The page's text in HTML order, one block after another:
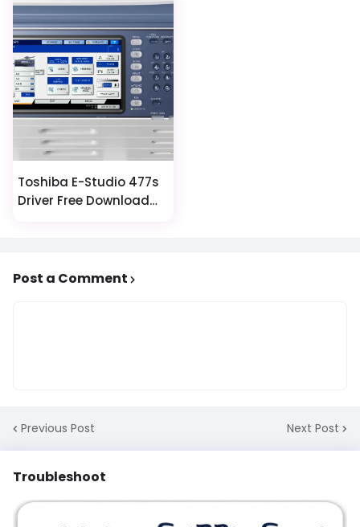
Toshiba E-Studio 477s
Driver Free Download
Post a Comment
Previous Post Next Post
Troubleshoot